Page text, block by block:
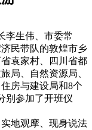
李生伟、市委常
民带队的敦煌市乡
袁家村、四川省都
局、自然资源局、
房与建设局和8个
别参加了开班仪
地观摩、现身说法